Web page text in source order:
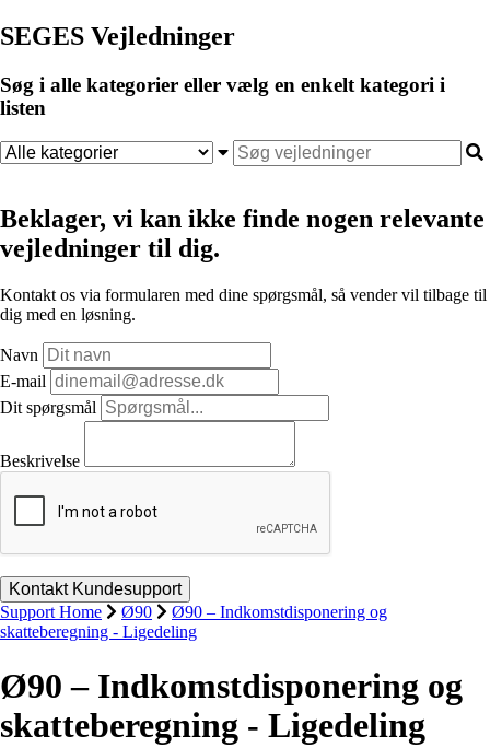
SEGES Vejledninger
Søg i alle kategorier eller vælg en enkelt kategori i
listen
Beklager, vi kan ikke finde nogen relevante
vejledninger til dig.
Kontakt os via formularen med dine spørgsmål, så vender vil tilbage til
dig med en løsning.
Navn
E-mail
Dit spørgsmål
Beskrivelse
Support Home Ø90
Ø90 – Indkomstdisponering og
skatteberegning - Ligedeling
Ø90 – Indkomstdisponering og
skatteberegning - Ligedeling